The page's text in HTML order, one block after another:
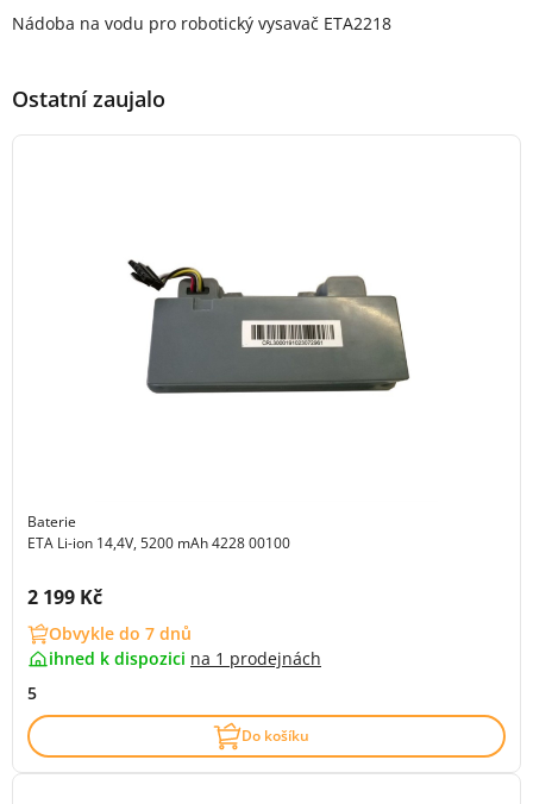
Nádoba na vodu pro robotický vysavač ETA2218
Ostatní zaujalo
Baterie
ETA Li-ion 14,4V, 5200 mAh 4228 00100
Cena s DPH:
2 199 Kč
Obvykle do 7 dnů
ihned k dispozici na 1 prodejnách
5
Do košíku